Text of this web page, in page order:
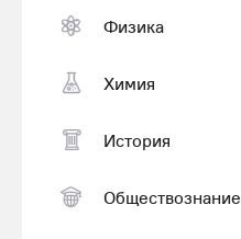
Физика
Химия
История
Обществознание